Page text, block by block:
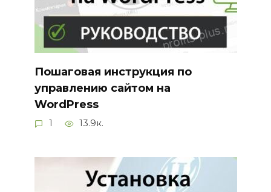
Пошаговая инструкция по
управлению сайтом на
WordPress
1 13.9к.